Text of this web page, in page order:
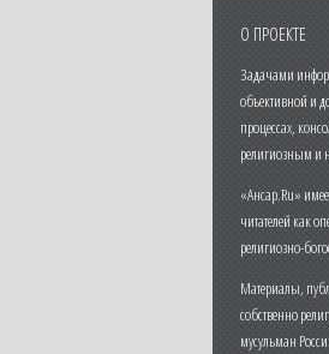
О ПРОЕКТЕ
Задачами
объективной и
процессах,
религиозным и
«Ансар.Ru»
читателей как
религиозно-
Материалы,
собственно
мусульман